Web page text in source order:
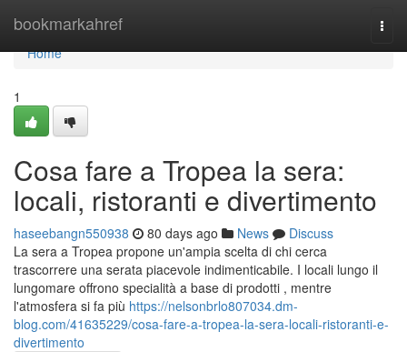
bookmarkahref
Home
Home
1
Cosa fare a Tropea la sera:
locali, ristoranti e divertimento
haseebangn550938 80 days ago News
Discuss
La sera a Tropea propone un'ampia scelta di chi cerca
trascorrere una serata piacevole indimenticabile. I locali lungo il
lungomare offrono specialità a base di prodotti , mentre
l'atmosfera si fa più https://nelsonbrlo807034.dm-
blog.com/41635229/cosa-fare-a-tropea-la-sera-locali-ristoranti-e-
divertimento